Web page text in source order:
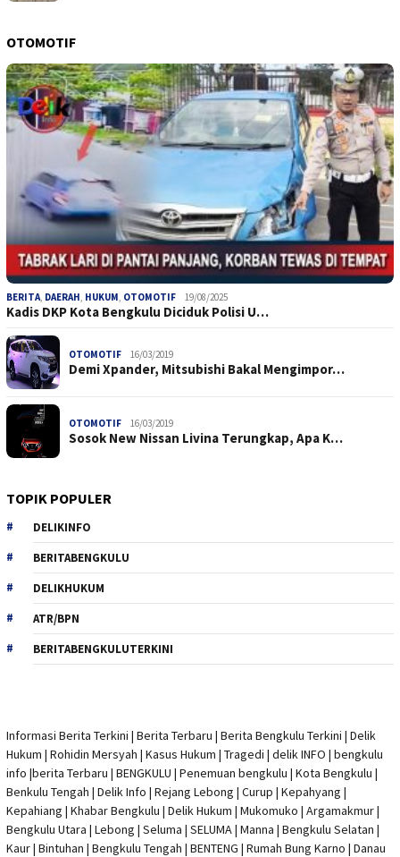
OTOMOTIF
BERITA DAERAH HUKUM OTOMOTIF 19/08/2025
Kadis DKP Kota Bengkulu Diciduk Polisi U…
OTOMOTIF 16/03/2019
Demi Xpander, Mitsubishi Bakal Mengimpor…
OTOMOTIF 16/03/2019
Sosok New Nissan Livina Terungkap, Apa K…
TOPIK POPULER
DELIKINFO
BERITABENGKULU
DELIKHUKUM
ATR/BPN
BERITABENGKULUTERKINI
Informasi Berita Terkini | Berita Terbaru | Berita Bengkulu Terkini | Delik
Hukum | Rohidin Mersyah | Kasus Hukum | Tragedi | delik INFO | bengkulu
info |berita Terbaru | BENGKULU | Penemuan bengkulu | Kota Bengkulu |
Benkulu Tengah | Delik Info | Rejang Lebong | Curup | Kepahyang |
Kepahiang | Khabar Bengkulu | Delik Hukum | Mukomuko | Argamakmur |
Bengkulu Utara | Lebong | Seluma | SELUMA | Manna | Bengkulu Selatan |
Kaur | Bintuhan | Bengkulu Tengah | BENTENG | Rumah Bung Karno | Danau